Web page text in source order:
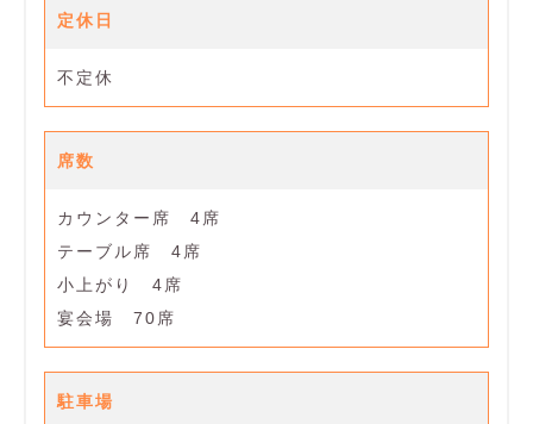
定休日
不定休
席数
カウンター席 4席
テーブル席 4席
小上がり 4席
宴会場 70席
駐車場